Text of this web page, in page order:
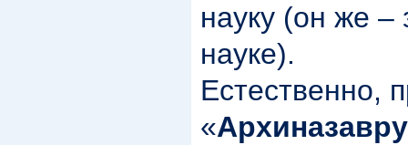
науку (он же –
науке).
Естественно,
«